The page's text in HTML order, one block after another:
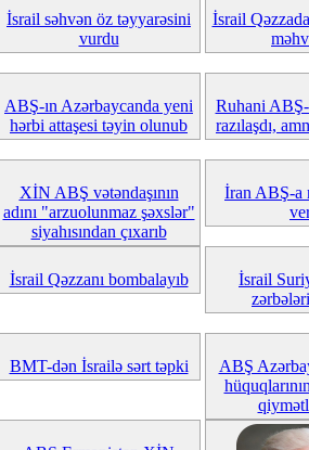
İsrail səhvən öz təyyarəsini
vurdu
İsrail
ABŞ-ın Azərbaycanda yeni
hərbi attaşesi təyin olunub
Ruhani ABŞ-
razılaşdı,
XİN ABŞ vətəndaşının
adını "arzuolunmaz şəxslər"
siyahısından çıxarıb
İran ABŞ-a
İsrail Qəzzanı bombalayıb
İsrail
BMT-dən İsrailə sərt təpki
ABŞ